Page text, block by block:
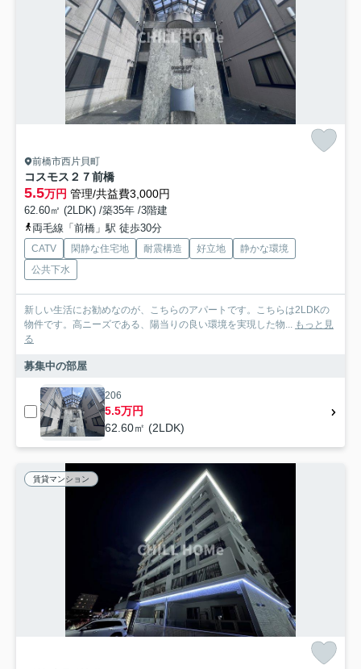
前橋市西片貝町
コスモス２７前橋
5.5万円 管理/共益費3,000円
62.60㎡ (2LDK) /築35年 /3階建
両毛線「前橋」駅 徒歩30分
CATV 閑静な住宅地 耐震構造 好立地
静かな環境
公共下水
新しい生活にお勧めなのが、こちらのアパートです。こちらは2LDKの
物件です。高ニーズである、陽当りの良い環境を実現した物...
もっと見
る
募集中の部屋
206
5.5万円
62.60㎡ (2LDK)
賃貸マンション